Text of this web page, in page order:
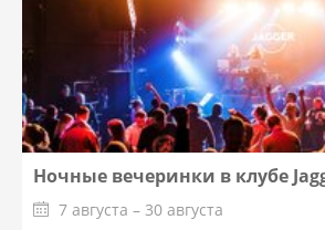
Ночные вечеринки в клубе
7 августа – 30 августа